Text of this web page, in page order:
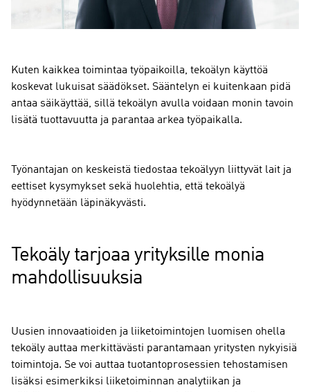
Kuten kaikkea toimintaa työpaikoilla, tekoälyn käyttöä
koskevat lukuisat säädökset. Sääntelyn ei kuitenkaan pidä
antaa säikäyttää, sillä tekoälyn avulla voidaan monin tavoin
lisätä tuottavuutta ja parantaa arkea työpaikalla.
Työnantajan on keskeistä tiedostaa tekoälyyn liittyvät lait ja
eettiset kysymykset sekä huolehtia, että tekoälyä
hyödynnetään läpinäkyvästi.
Tekoäly tarjoaa yrityksille monia
mahdollisuuksia
Uusien innovaatioiden ja liiketoimintojen luomisen ohella
tekoäly auttaa merkittävästi parantamaan yritysten nykyisiä
toimintoja. Se voi auttaa tuotantoprosessien tehostamisen
lisäksi esimerkiksi liiketoiminnan analytiikan ja